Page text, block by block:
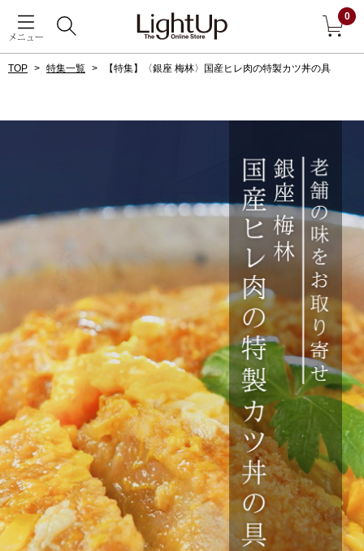
メニュー
0
アクセサリー
ン雑貨
戻る
ジャケット
コート
ブルゾン
その他
トップス
Tシャツ／カッ
ポロシャツ
シャツ
トレーナー／
TOP 特集一覧 【特集】〈銀座 梅林〉国産ヒレ肉の特製カツ丼の具